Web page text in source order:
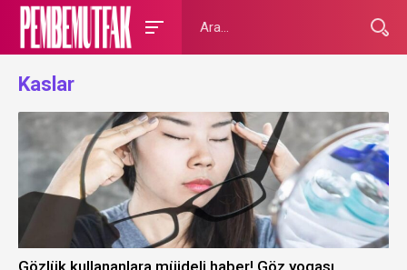
Kaslar
Gözlük kullananlara müjdeli haber! Göz yogası